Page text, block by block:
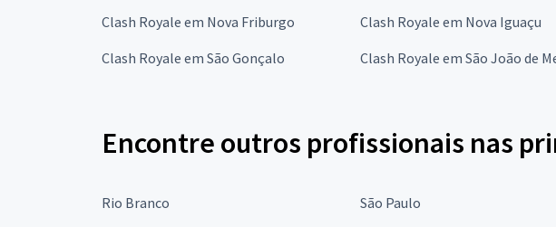
Clash Royale em Nova Friburgo
Clash Royale em Nova Iguaçu
Clash Royale em São Gonçalo
Clash Royale em São João de
Encontre outros profissionais nas
Rio Branco São Paulo